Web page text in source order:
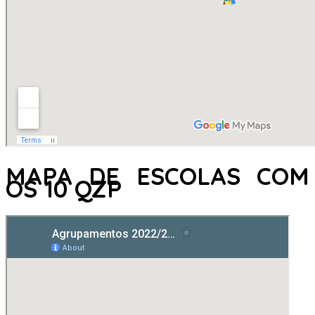
MAPA DE ESCOLAS COM
OS 10 QZP